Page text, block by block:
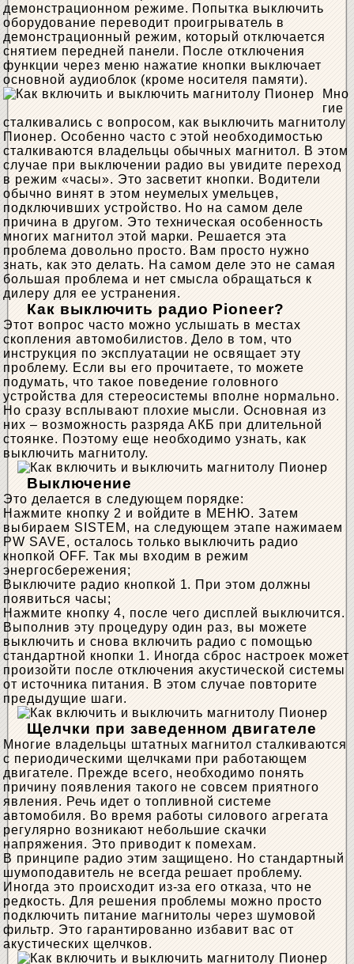
демонстрационном режиме. Попытка выключить
оборудование переводит проигрыватель в
демонстрационный режим, который отключается
снятием передней панели. После отключения
функции через меню нажатие кнопки выключает
основной аудиоблок (кроме носителя памяти).
Мно
гие
сталкивались с вопросом, как выключить магнитолу
Пионер. Особенно часто с этой необходимостью
сталкиваются владельцы обычных магнитол. В этом
случае при выключении радио вы увидите переход
в режим «часы». Это засветит кнопки. Водители
обычно винят в этом неумелых умельцев,
подключивших устройство. Но на самом деле
причина в другом. Это техническая особенность
многих магнитол этой марки. Решается эта
проблема довольно просто. Вам просто нужно
знать, как это делать. На самом деле это не самая
большая проблема и нет смысла обращаться к
дилеру для ее устранения.
Как выключить радио Pioneer?
Этот вопрос часто можно услышать в местах
скопления автомобилистов. Дело в том, что
инструкция по эксплуатации не освящает эту
проблему. Если вы его прочитаете, то можете
подумать, что такое поведение головного
устройства для стереосистемы вполне нормально.
Но сразу всплывают плохие мысли. Основная из
них – возможность разряда АКБ при длительной
стоянке. Поэтому еще необходимо узнать, как
выключить магнитолу.
Выключение
Это делается в следующем порядке:
Нажмите кнопку 2 и войдите в МЕНЮ. Затем
выбираем SISTEM, на следующем этапе нажимаем
PW SAVE, осталось только выключить радио
кнопкой OFF. Так мы входим в режим
энергосбережения;
Выключите радио кнопкой 1. При этом должны
появиться часы;
Нажмите кнопку 4, после чего дисплей выключится.
Выполнив эту процедуру один раз, вы можете
выключить и снова включить радио с помощью
стандартной кнопки 1. Иногда сброс настроек может
произойти после отключения акустической системы
от источника питания. В этом случае повторите
предыдущие шаги.
Щелчки при заведенном двигателе
Многие владельцы штатных магнитол сталкиваются
с периодическими щелчками при работающем
двигателе. Прежде всего, необходимо понять
причину появления такого не совсем приятного
явления. Речь идет о топливной системе
автомобиля. Во время работы силового агрегата
регулярно возникают небольшие скачки
напряжения. Это приводит к помехам.
В принципе радио этим защищено. Но стандартный
шумоподавитель не всегда решает проблему.
Иногда это происходит из-за его отказа, что не
редкость. Для решения проблемы можно просто
подключить питание магнитолы через шумовой
фильтр. Это гарантированно избавит вас от
акустических щелчков.